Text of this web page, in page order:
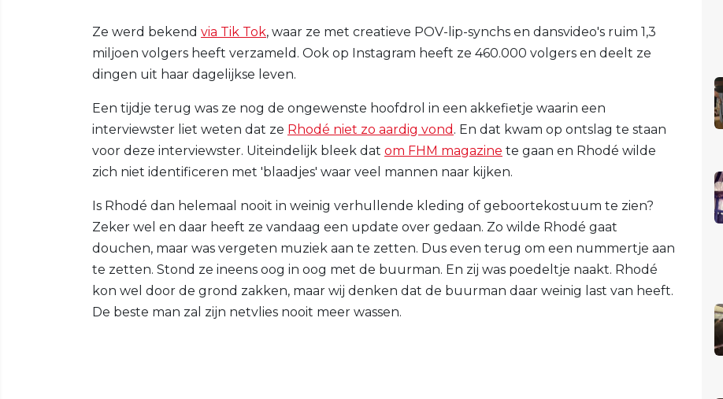
Ze werd bekend via Tik Tok, waar ze met creatieve POV-lip-synchs en dansvideo's ruim 1,3
miljoen volgers heeft verzameld. Ook op Instagram heeft ze 460.000 volgers en deelt ze
dingen uit haar dagelijkse leven.
Een tijdje terug was ze nog de ongewenste hoofdrol in een akkefietje waarin een
interviewster liet weten dat ze Rhodé niet zo aardig vond . En dat kwam op ontslag te staan
voor deze interviewster. Uiteindelijk bleek dat om FHM magazine te gaan en Rhodé wilde
zich niet identificeren met 'blaadjes' waar veel mannen naar kijken.
Is Rhodé dan helemaal nooit in weinig verhullende kleding of geboortekostuum te zien?
Zeker wel en daar heeft ze vandaag een update over gedaan. Zo wilde Rhodé gaat
douchen, maar was vergeten muziek aan te zetten. Dus even terug om een nummertje aan
te zetten. Stond ze ineens oog in oog met de buurman. En zij was poedeltje naakt. Rhodé
kon wel door de grond zakken, maar wij denken dat de buurman daar weinig last van heeft.
De beste man zal zijn netvlies nooit meer wassen.